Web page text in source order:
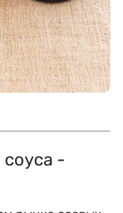
-